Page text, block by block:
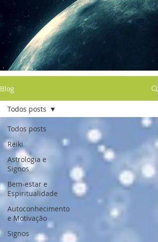
Blog
Todos posts
Reiki
Astrologia e
Signos
Bem-estar e
Espiritualidade
Autoconhecimento
e Motivação
Signos
Todos posts